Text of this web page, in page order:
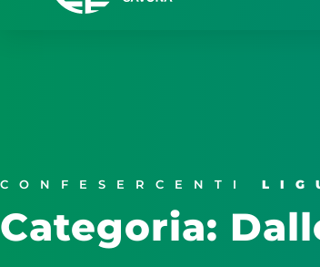
CONFESERCENTI
Categoria: